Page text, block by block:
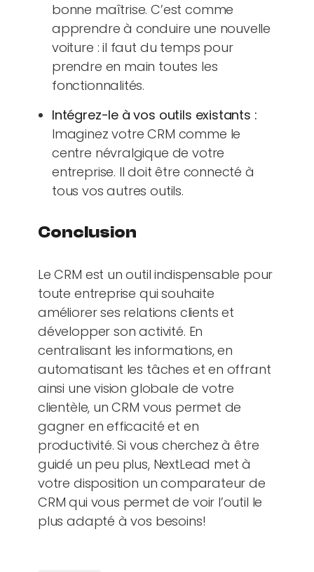
bonne maîtrise. C’est comme
apprendre à conduire une nouvelle
voiture : il faut du temps pour
prendre en main toutes les
fonctionnalités.
Intégrez-le à vos outils existants :
Imaginez votre CRM comme le
centre névralgique de votre
entreprise. Il doit être connecté à
tous vos autres outils.
Conclusion
Le CRM est un outil indispensable pour
toute entreprise qui souhaite
améliorer ses relations clients et
développer son activité. En
centralisant les informations, en
automatisant les tâches et en offrant
ainsi une vision globale de votre
clientèle, un CRM vous permet de
gagner en efficacité et en
productivité. Si vous cherchez à être
guidé un peu plus, NextLead met à
votre disposition un comparateur de
CRM qui vous permet de voir l’outil le
plus adapté à vos besoins!